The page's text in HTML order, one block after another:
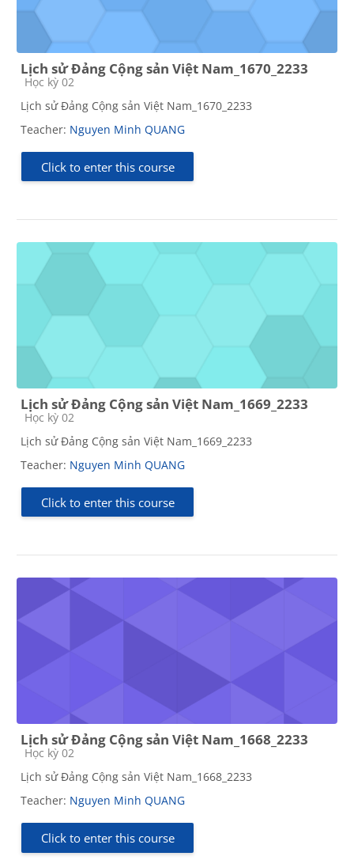
Lịch sử Đảng Cộng sản Việt Nam_1670_2233
Course category
Học kỳ 02
Lịch sử Đảng Cộng sản Việt Nam_1670_2233
Teacher: Nguyen Minh QUANG
Click to enter this course
Lịch sử Đảng Cộng sản Việt Nam_1669_2233
Course category
Học kỳ 02
Lịch sử Đảng Cộng sản Việt Nam_1669_2233
Teacher: Nguyen Minh QUANG
Click to enter this course
Lịch sử Đảng Cộng sản Việt Nam_1668_2233
Course category
Học kỳ 02
Lịch sử Đảng Cộng sản Việt Nam_1668_2233
Teacher: Nguyen Minh QUANG
Click to enter this course